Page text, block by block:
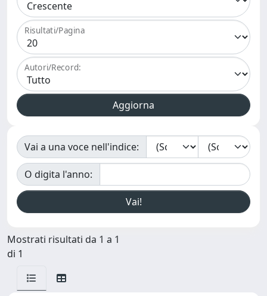
Risultati/Pagina
Autori/Record:
Vai a una voce nell'indice:
O digita l'anno:
Mostrati risultati da 1 a 1
di 1